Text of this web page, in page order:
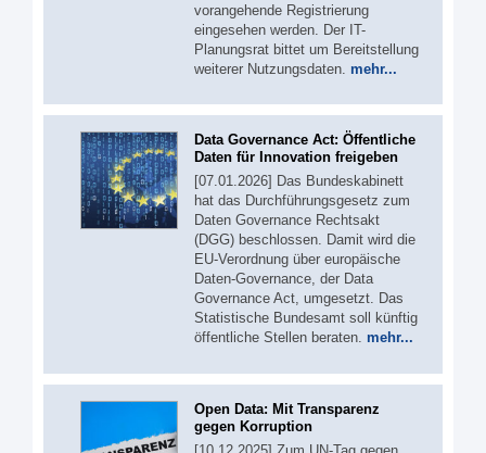
vorangehende Registrierung
eingesehen werden. Der IT-
Planungsrat bittet um Bereitstellung
weiterer Nutzungsdaten. mehr...
Data Governance Act: Öffentliche
Daten für Innovation freigeben
[07.01.2026] Das Bundeskabinett
hat das Durchführungsgesetz zum
Daten Governance Rechtsakt
(DGG) beschlossen. Damit wird die
EU-Verordnung über europäische
Daten-Governance, der Data
Governance Act, umgesetzt. Das
Statistische Bundesamt soll künftig
öffentliche Stellen beraten. mehr...
Open Data: Mit Transparenz
gegen Korruption
[10.12.2025] Zum UN-Tag gegen